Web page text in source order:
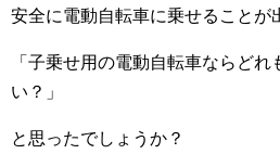
安全に電動自転車に乗せることが
「子乗せ用の電動自転車ならど
い？」
と思ったでしょうか？